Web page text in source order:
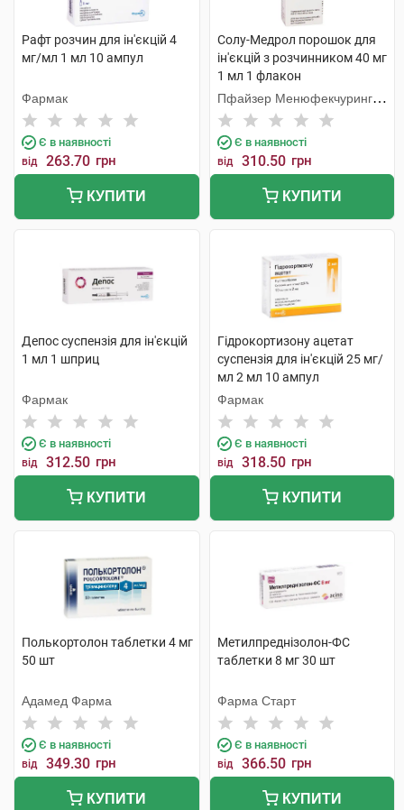
Рафт розчин для ін'єкцій 4
мг/мл 1 мл 10 ампул
Фармак
Є в наявності
від 263.70 грн
КУПИТИ
Солу-Медрол порошок для
ін'єкцій з розчинником 40 мг
1 мл 1 флакон
Пфайзер Менюфекчуринг
Бельгія
Є в наявності
від 310.50 грн
КУПИТИ
Депос суспензія для ін'єкцій
1 мл 1 шприц
Фармак
Є в наявності
від 312.50 грн
КУПИТИ
Гідрокортизону ацетат
суспензія для ін'єкцій 25 мг/
мл 2 мл 10 ампул
Фармак
Є в наявності
від 318.50 грн
КУПИТИ
Полькортолон таблетки 4 мг
50 шт
Адамед Фарма
Є в наявності
від 349.30 грн
КУПИТИ
Метилпреднізолон-ФС
таблетки 8 мг 30 шт
Фарма Старт
Є в наявності
від 366.50 грн
КУПИТИ